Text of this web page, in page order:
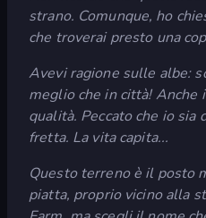
strano. Comunque, ho
che troverai presto una
Avevi ragione sulle albe:
meglio che in città!
qualità. Peccato che io sia
fretta. La vita capita...
Questo terreno è il posto
piatta, proprio vicino alla